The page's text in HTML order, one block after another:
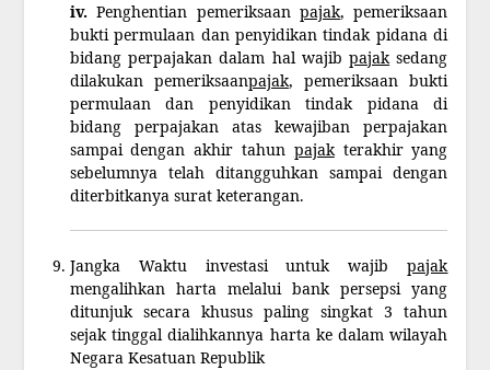
iv.Penghentian pemeriksaan pajak, pemeriksaan
bukti permulaan dan penyidikan tindak pidana di
bidang perpajakan dalam hal wajibpajaksedang
dilakukan pemeriksaanpajak, pemeriksaan bukti
permulaan dan penyidikan tindak pidana di
bidang perpajakan atas kewajiban perpajakan
sampai dengan akhir tahun pajakterakhir yang
sebelumnya telah ditangguhkan sampai dengan
diterbitkanya surat keterangan.
Jangka Waktu investasi untuk wajibpajak
mengalihkan harta melalui bank persepsi yang
ditunjuk secara khusus paling singkat 3 tahun
sejak tinggal dialihkannya harta ke dalam wilayah
Negara Kesatuan Republik